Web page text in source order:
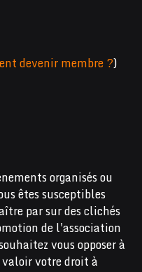
devenir membre ?)
organisés ou
êtes susceptibles
par sur des clichés
de l'association
vous opposer à
votre droit à